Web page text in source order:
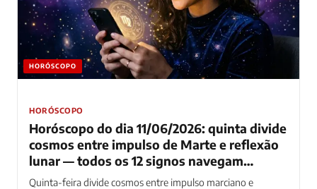
HORÓSCOPO
HORÓSCOPO
Horóscopo do dia 11/06/2026: quinta divide
cosmos entre impulso de Marte e reflexão
lunar — todos os 12 signos navegam
energia contraditória
Quinta-feira divide cosmos entre impulso marciano e